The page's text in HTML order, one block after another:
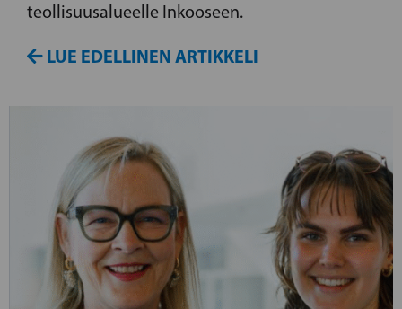
teollisuusalueelle Inkooseen.
LUE EDELLINEN ARTIKKELI